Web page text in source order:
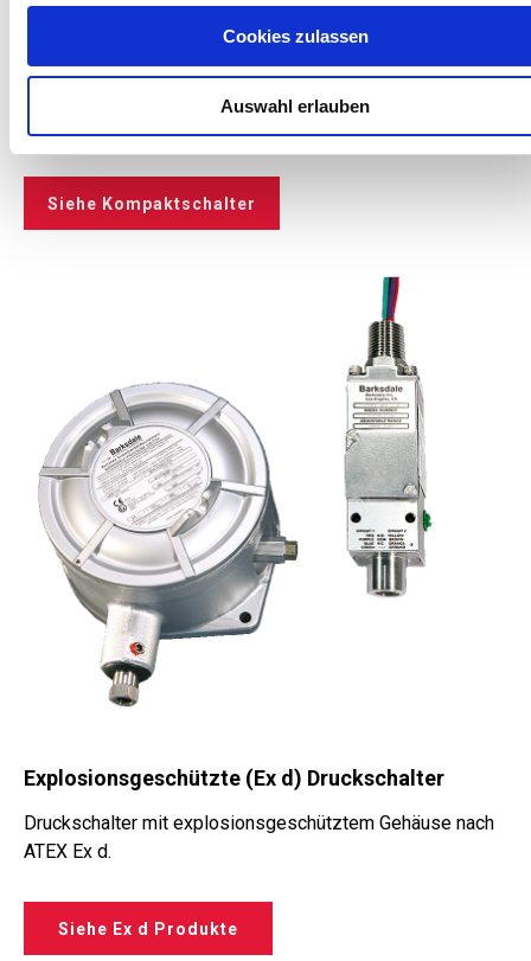
Cookies zulassen
Auswahl erlauben
Kompakte Druckschalter
Siehe Kompaktschalter
Explosionsgeschützte (Ex d) Druckschalter
Druckschalter mit explosionsgeschütztem Gehäuse nach
ATEX Ex d.
Siehe Ex d Produkte